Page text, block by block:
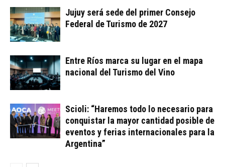
Jujuy será sede del primer Consejo
Federal de Turismo de 2027
Entre Ríos marca su lugar en el mapa
nacional del Turismo del Vino
Scioli: “Haremos todo lo necesario para
conquistar la mayor cantidad posible de
eventos y ferias internacionales para la
Argentina”